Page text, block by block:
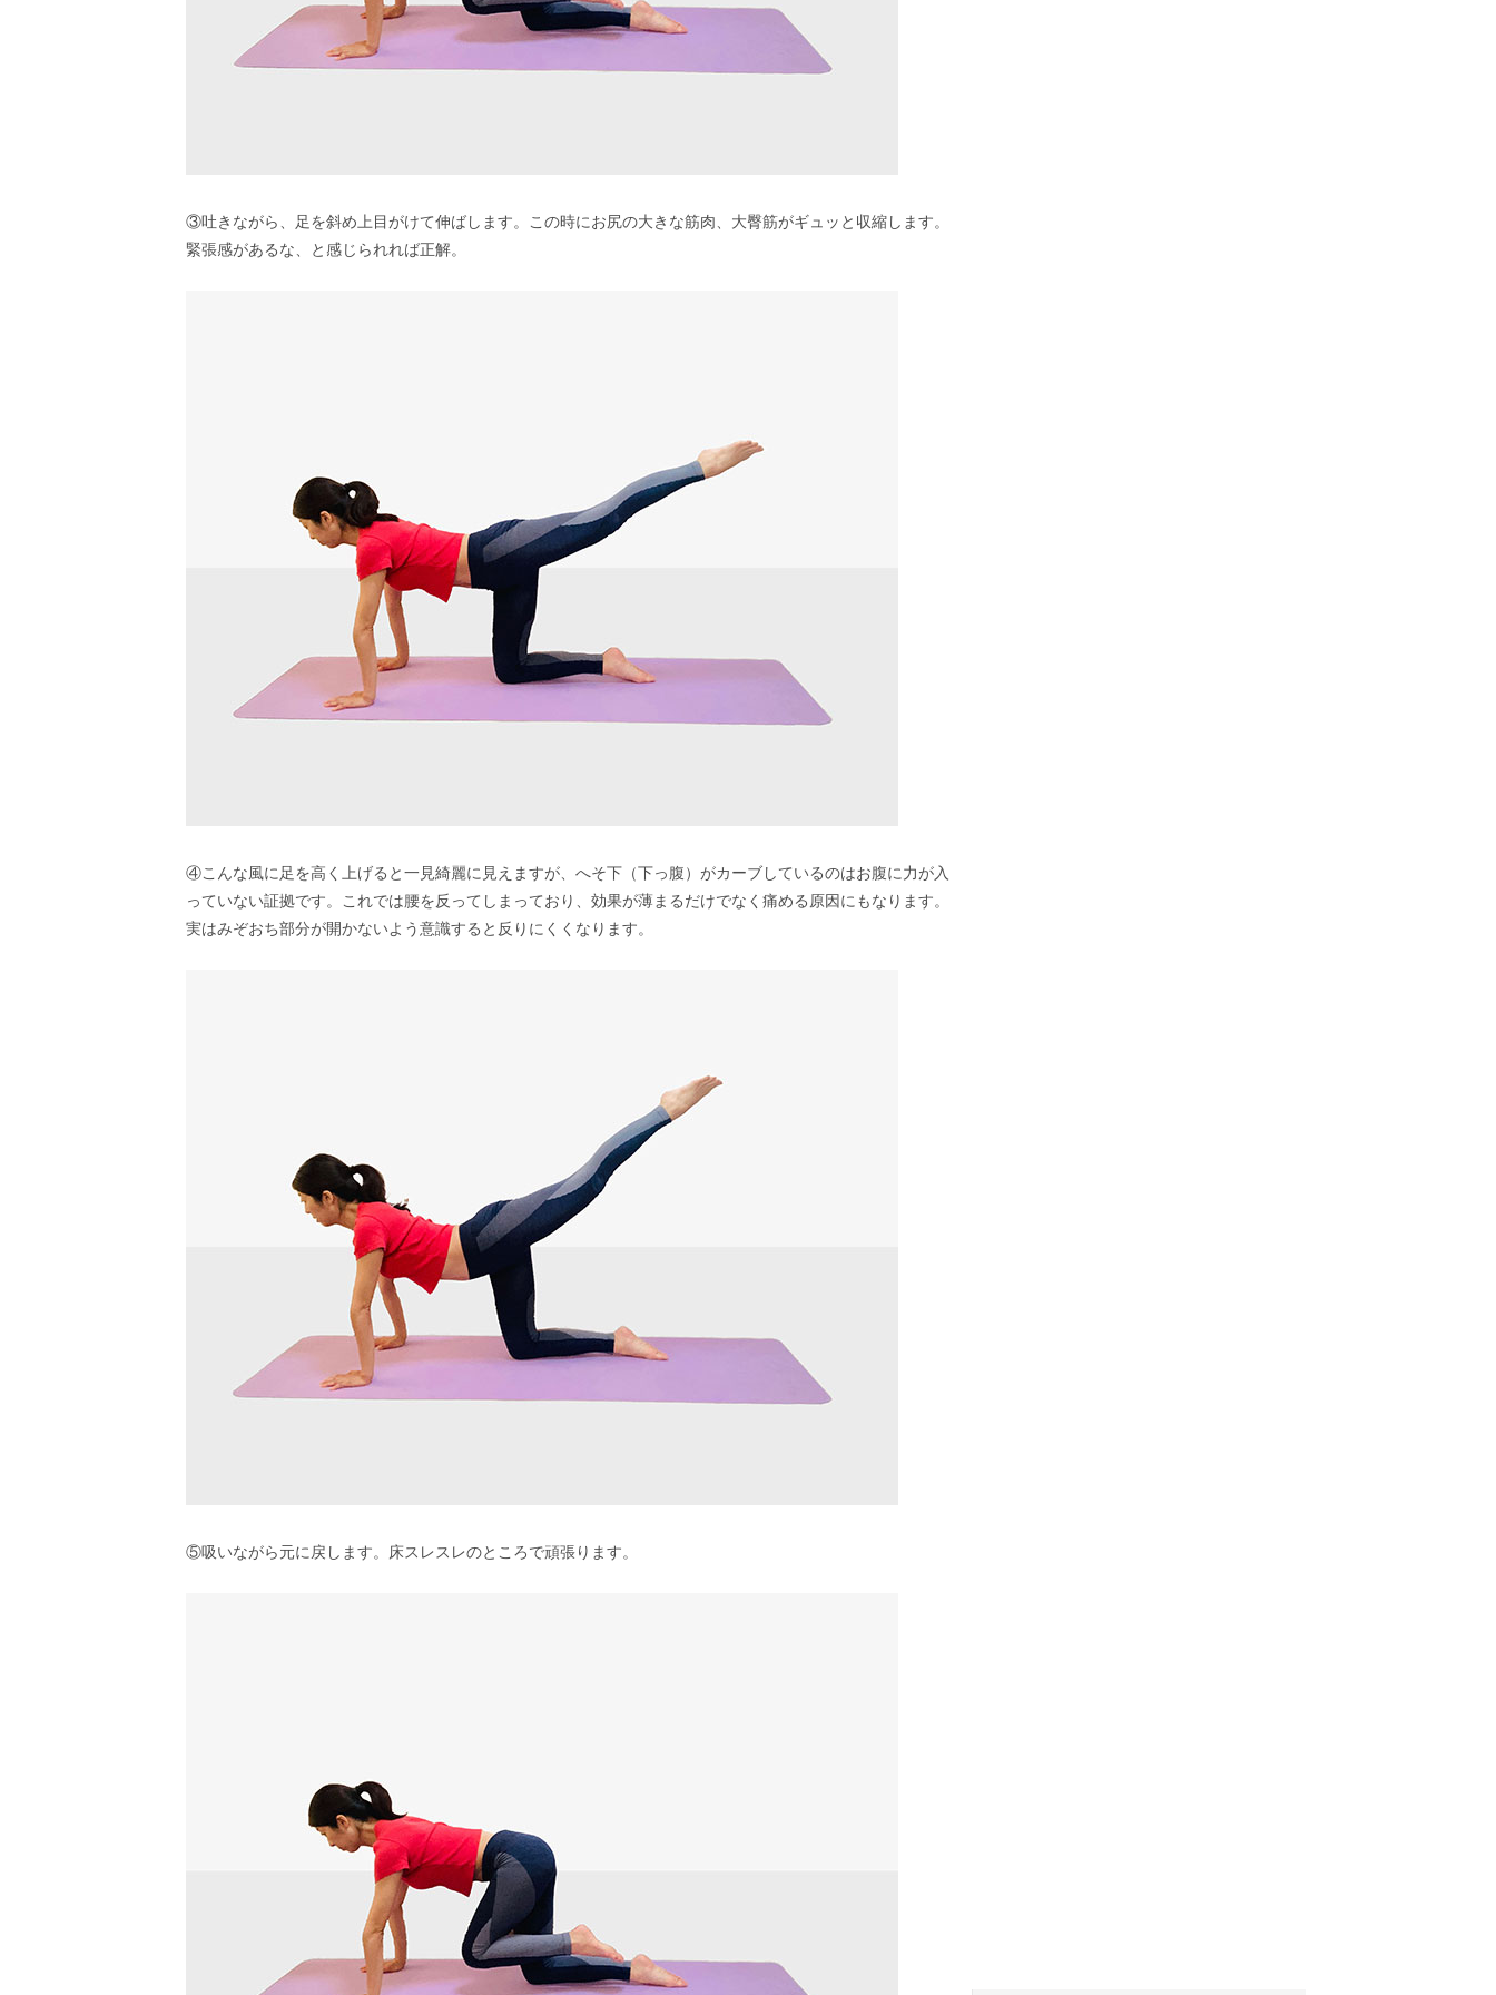
③吐きながら、足を斜め上目がけて伸ばします。この時にお尻の大きな筋肉、大臀筋がギュッと収縮します。
緊張感があるな、と感じられれば正解。
④こんな風に足を高く上げると一見綺麗に見えますが、へそ下（下っ腹）がカーブしているのはお腹に力が入
っていない証拠です。これでは腰を反ってしまっており、効果が薄まるだけでなく痛める原因にもなります。
実はみぞおち部分が開かないよう意識すると反りにくくなります。
⑤吸いながら元に戻します。床スレスレのところで頑張ります。